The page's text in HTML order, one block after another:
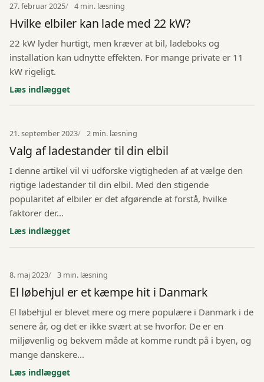
27. februar 2025 4 min. læsning
Hvilke elbiler kan lade med 22 kW?
22 kW lyder hurtigt, men kræver at bil, ladeboks og
installation kan udnytte effekten. For mange private er 11
kW rigeligt.
Læs indlægget
21. september 2023 2 min. læsning
Valg af ladestander til din elbil
I denne artikel vil vi udforske vigtigheden af at vælge den
rigtige ladestander til din elbil. Med den stigende
popularitet af elbiler er det afgørende at forstå, hvilke
faktorer der...
Læs indlægget
8. maj 2023 3 min. læsning
El løbehjul er et kæmpe hit i Danmark
El løbehjul er blevet mere og mere populære i Danmark i de
senere år, og det er ikke svært at se hvorfor. De er en
miljøvenlig og bekvem måde at komme rundt på i byen, og
mange danskere...
Læs indlægget